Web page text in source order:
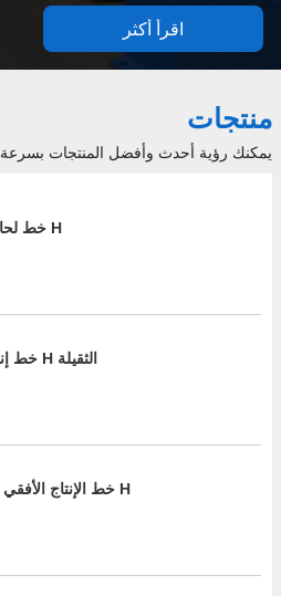
اقرأ أكثر
منتجات
يمكنك رؤية أحدث وأفضل المنتجات بسرعة.
خط لحام العوارض H
خط إنتاج عوارض H الثقيلة
خط الإنتاج الأفقي ذو العارضة H